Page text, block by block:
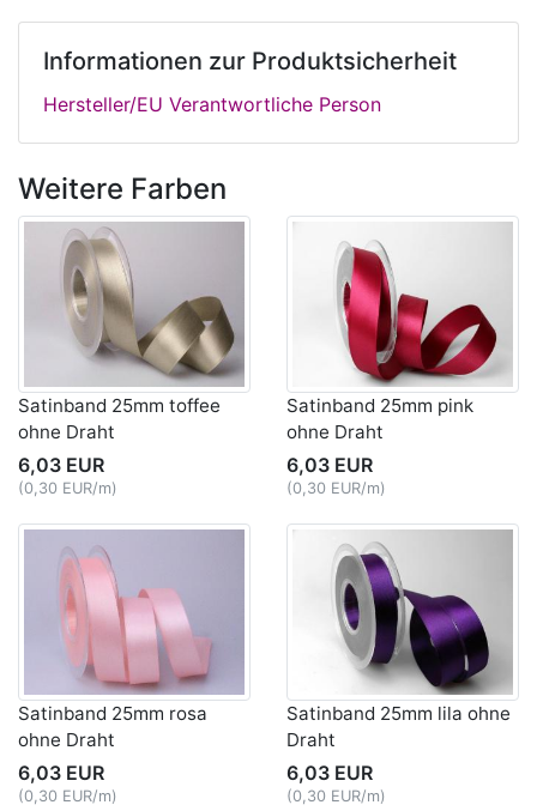
Informationen zur Produktsicherheit
Hersteller/EU Verantwortliche Person
Weitere Farben
Satinband 25mm toffee
ohne Draht
6,03 EUR
(0,30 EUR/m)
Satinband 25mm pink
ohne Draht
6,03 EUR
(0,30 EUR/m)
Satinband 25mm rosa
ohne Draht
6,03 EUR
(0,30 EUR/m)
Satinband 25mm lila ohne
Draht
6,03 EUR
(0,30 EUR/m)